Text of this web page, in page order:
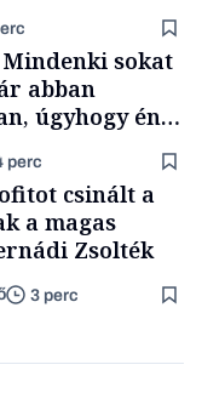
sokat
abban
úgyhogy én
akartam
perc
csinált a
a magas
Zsolték
3 perc